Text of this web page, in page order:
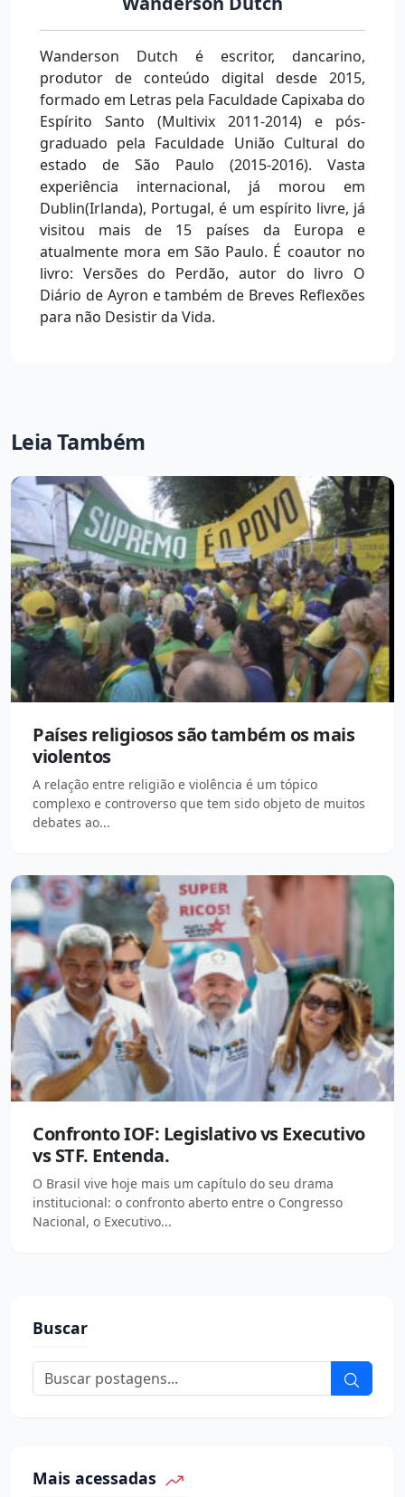
Wanderson Dutch é escritor, dancarino,
produtor de conteúdo digital desde 2015,
formado em Letras pela Faculdade Capixaba do
Espírito Santo (Multivix 2011-2014) e pós-
graduado pela Faculdade União Cultural do
estado de São Paulo (2015-2016). Vasta
experiência internacional, já morou em
Dublin(Irlanda), Portugal, é um espírito livre, já
visitou mais de 15 países da Europa e
atualmente mora em São Paulo. É coautor no
livro: Versões do Perdão, autor do livro O
Diário de Ayron e também de Breves Reflexões
para não Desistir da Vida.
Leia Também
Países religiosos são também os mais
violentos
A relação entre religião e violência é um tópico
complexo e controverso que tem sido objeto de muitos
debates ao...
Confronto IOF: Legislativo vs Executivo
vs STF. Entenda.
O Brasil vive hoje mais um capítulo do seu drama
institucional: o confronto aberto entre o Congresso
Nacional, o Executivo...
Buscar
Mais acessadas